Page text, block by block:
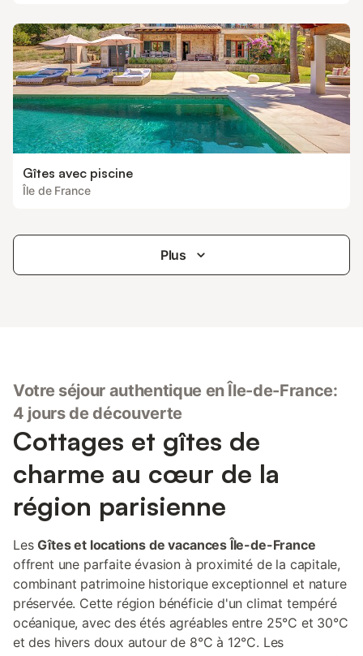
Gîtes avec piscine
Île de France
Plus
Votre séjour authentique en Île-de-France:
4 jours de découverte
Cottages et gîtes de
charme au cœur de la
région parisienne
LesGîtes et locations de vacances Île-de-France
offrent une parfaite évasion à proximité de la capitale,
combinant patrimoine historique exceptionnel et nature
préservée. Cette région bénéficie d'un climat tempéré
océanique, avec des étés agréables entre 25°C et 30°C
et des hivers doux autour de 8°C à 12°C. Les